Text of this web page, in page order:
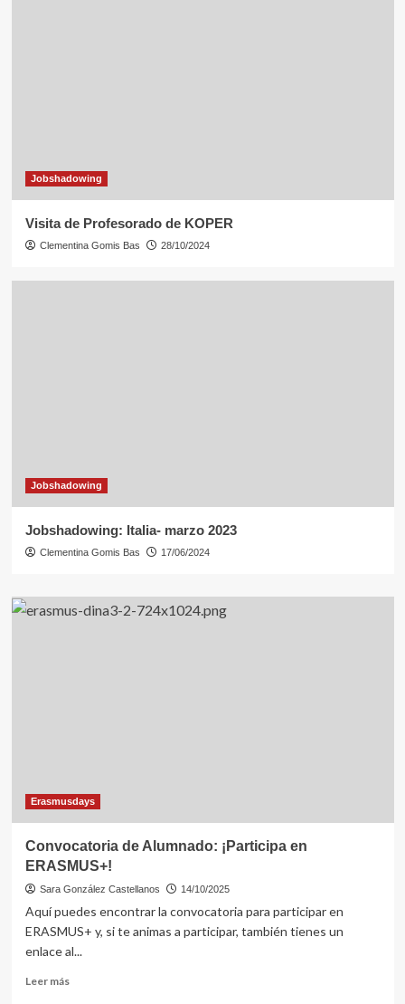
Jobshadowing
Visita de Profesorado de KOPER
Clementina Gomis Bas 28/10/2024
Jobshadowing
Jobshadowing: Italia- marzo 2023
Clementina Gomis Bas 17/06/2024
Erasmusdays
Convocatoria de Alumnado: ¡Participa en
ERASMUS+!
Sara González Castellanos 14/10/2025
Aquí puedes encontrar la convocatoria para participar en
ERASMUS+ y, si te animas a participar, también tienes un
enlace al...
Leer másLeer